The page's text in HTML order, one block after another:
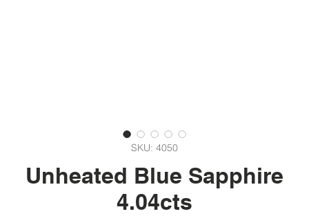
SKU: 4050
Unheated Blue Sapphire
4.04cts